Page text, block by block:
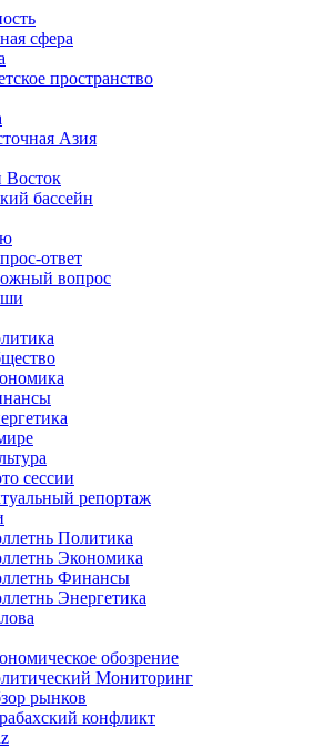
сфера
пространство
Азия
Восток
бассейн
ответ
вопрос
сессии
репортаж
Политика
Экономика
Финансы
Энергетика
обозрение
Мониторинг
рынков
конфликт